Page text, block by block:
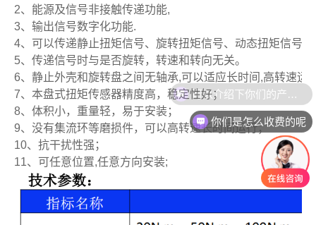
2、能源及信号非接触传递功能,
3、输出信号数字化功能.
4、可以传递静止扭矩信号、旋转扭矩信号、动态扭矩信号
5、传递信号时与是否旋转，转速和转向无关。
6、静止外壳和旋转盘之间无轴承,可以适应长时间,高转速运
7、本盘式扭矩传感器精度高，稳定性好；
8、体积小，重量轻，易于安装；
9、没有集流环等磨损件，可以高转速长时间运行；
10、抗干扰性强；
11、可任意位置,任意方向安装;
你们是怎么收费的呢